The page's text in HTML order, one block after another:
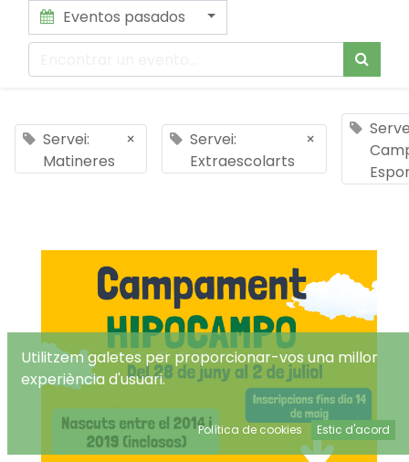
Eventos pasados
Servei:
Matineres
×
Servei:
Extraescolarts
×
Utilitzem galetes per proporcionar-vos una millor
experiència d'usuari.
Política de cookies Estic d'acord